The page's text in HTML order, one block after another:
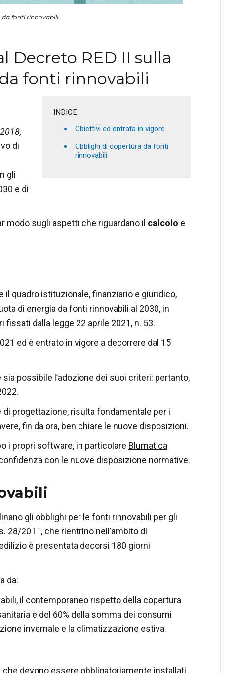
da fonti rinnovabili.
Decreto RED II sulla
fonti rinnovabili
INDICE
Obiettivi ed entrata in vigore
Obblighi di copertura da fonti
rinnovabili
di
gli
e di
sugli aspetti che riguardano il calcolo e
quadro istituzionale, finanziario e giuridico,
di energia da fonti rinnovabili al 2030, in
dalla legge 22 aprile 2021, n. 53.
ed è entrato in vigore a decorrere dal 15
possibile l’adozione dei suoi criteri: pertanto,
progettazione, risulta fondamentale per i
fin da ora, ben chiare le nuove disposizioni.
i propri software, in particolare Blumatica
con le nuove disposizione normative.
gli obblighi per le fonti rinnovabili per gli
28/2011, che rientrino nell’ambito di
è presentata decorsi 180 giorni
da:
il contemporaneo rispetto della copertura
e del 60% della somma dei consumi
invernale e la climatizzazione estiva.
devono essere obbligatoriamente installati